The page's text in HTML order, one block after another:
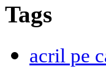
Tags
acril pe